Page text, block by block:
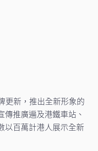
片
更新，推出全新形象的
推廣遍及港鐵車站、
以百萬計港人展示全新